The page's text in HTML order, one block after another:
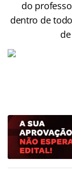
do
dentro de